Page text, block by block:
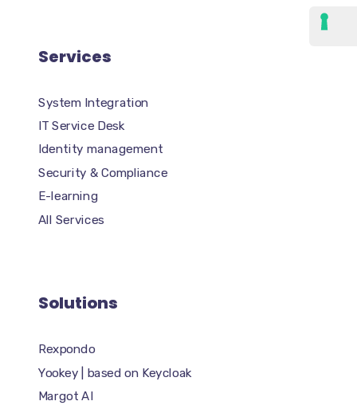
Services
System Integration
IT Service Desk
Identity management
Security & Compliance
E-learning
All Services
Solutions
Rexpondo
Yookey | based on Keycloak
Margot AI